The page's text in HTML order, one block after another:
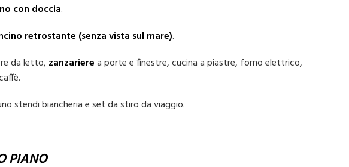
con doccia.
retrostante (senza vista sul mare).
da letto, zanzarierea porte e finestre, cucina a piastre, forno elettrico,
stendi biancheria e set da stiro da viaggio.
PIANO